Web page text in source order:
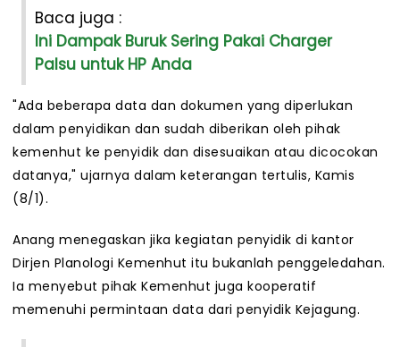
Baca juga :
Ini Dampak Buruk Sering Pakai Charger
Palsu untuk HP Anda
"Ada beberapa data dan dokumen yang diperlukan
dalam penyidikan dan sudah diberikan oleh pihak
kemenhut ke penyidik dan disesuaikan atau dicocokan
datanya," ujarnya dalam keterangan tertulis, Kamis
(8/1).
Anang menegaskan jika kegiatan penyidik di kantor
Dirjen Planologi Kemenhut itu bukanlah penggeledahan.
Ia menyebut pihak Kemenhut juga kooperatif
memenuhi permintaan data dari penyidik Kejagung.